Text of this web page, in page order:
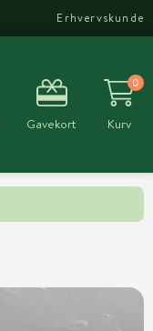
Erhvervskunde
Gavekort
0
Kurv